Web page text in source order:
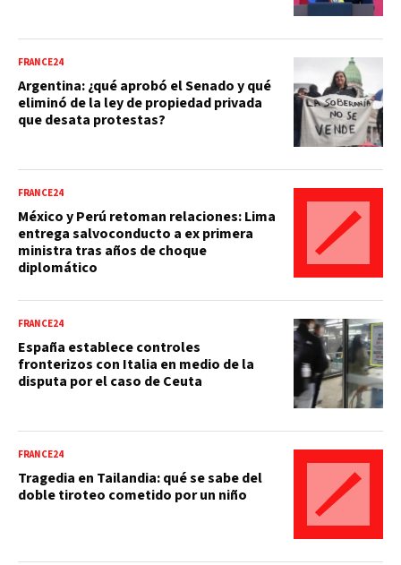
FRANCE24
Argentina: ¿qué aprobó el Senado y qué
eliminó de la ley de propiedad privada
que desata protestas?
FRANCE24
México y Perú retoman relaciones: Lima
entrega salvoconducto a ex primera
ministra tras años de choque
diplomático
FRANCE24
España establece controles
fronterizos con Italia en medio de la
disputa por el caso de Ceuta
FRANCE24
Tragedia en Tailandia: qué se sabe del
doble tiroteo cometido por un niño